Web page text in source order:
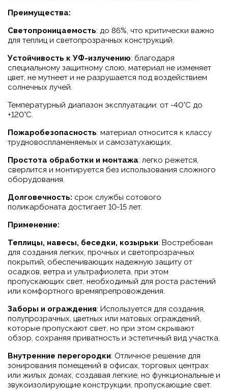
Преимущества:
Светопроницаемость: до 86%, что критически важно
для теплиц и светопрозрачных конструкций.
Устойчивость к УФ-излучению: благодаря
специальному защитному слою, материал не изменяет
цвет, не мутнеет и не разрушается под воздействием
солнечных лучей.
Температурный диапазон эксплуатации: от -40°C до
+120°C.
Пожаробезопасность: материал относится к классу
трудновоспламеняемых и самозатухающих.
Простота обработки и монтажа: легко режется,
сверлится и монтируется без использования сложного
оборудования.
Долговечность: срок службы сотового
поликарбоната достигает 10-15 лет.
Применение:
Теплицы, навесы, беседки, козырьки: Востребован
для создания легких, прочных и светопрозрачных
покрытий, обеспечивающих надежную защиту от
осадков, ветра и ультрафиолета, при этом
пропускающих свет, необходимый для роста растений
или комфортного времяпрепровождения.
Заборы и ограждения: Используется для создания,
полупрозрачных, цветных или матовых ограждений,
которые пропускают свет, но при этом скрывают
обзор, сохраняя приватность и эстетичный вид участка.
Внутренние перегородки: Отличное решение для
зонирования помещений в офисах, торговых центрах
или жилых домах, создавая легкие, но функциональные и
звукоизолирующие конструкции, пропускающие свет.